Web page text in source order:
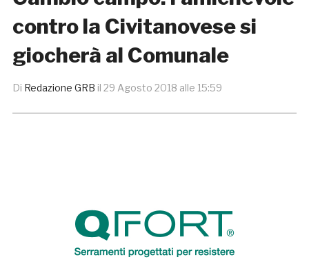
contro la Civitanovese si
giocherà al Comunale
Di Redazione GRB il 29 Agosto 2018 alle 15:59